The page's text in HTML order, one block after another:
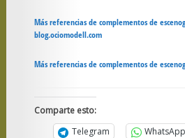
Más referencias de complementos de
blog.ociomodell.com
Más referencias de complementos de
Comparte esto:
Telegram
WhatsApp